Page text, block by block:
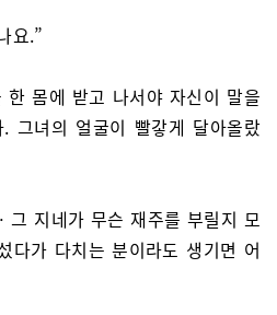
요.”
한 몸에 받고 나서야 자신이 말을
그녀의 얼굴이 빨갛게 달아올랐
지네가 무슨 재주를 부릴지 모
다가 다치는 분이라도 생기면 어